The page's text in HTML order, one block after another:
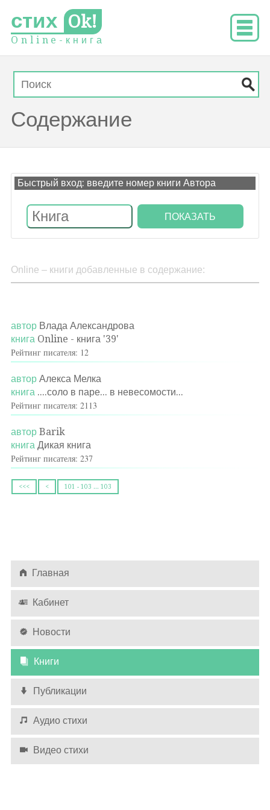
стих Ok!
O n l i n e - к н и г а
Содержание
Быстрый вход: введите номер книги Автора
Online – книги добавленные в содержание:
автор Влада Александрова
книга Online - книга '39'
Рейтинг писателя: 12
автор Алекса Мелка
книга ....соло в паре... в невесомости...
Рейтинг писателя: 2113
автор Barik
книга Дикая книга
Рейтинг писателя: 237
<<< < 101 - 103 ... 103
Главная
Кабинет
Новости
Книги
Публикации
Аудио стихи
Видео стихи